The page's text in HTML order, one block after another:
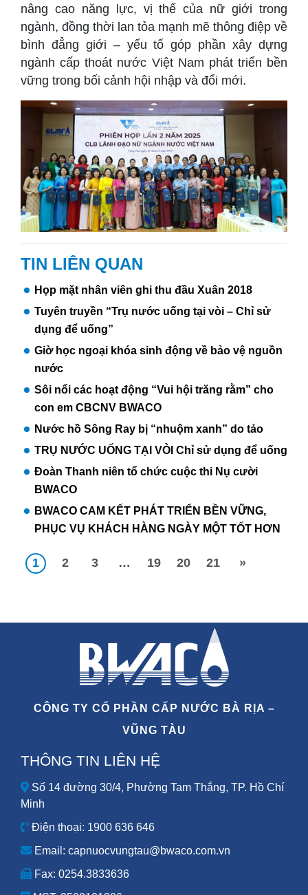
nâng cao năng lực, vị thế của nữ giới trong
ngành, đồng thời lan tỏa mạnh mẽ thông điệp về
bình đẳng giới – yếu tố góp phần xây dựng
ngành cấp thoát nước Việt Nam phát triển bền
vững trong bối cảnh hội nhập và đổi mới.
TIN LIÊN QUAN
Họp mặt nhân viên ghi thu đầu Xuân 2018
Tuyên truyền “Trụ nước uống tại vòi – Chỉ sử
dụng để uống”
Giờ học ngoại khóa sinh động về bảo vệ nguồn
nước
Sôi nổi các hoạt động “Vui hội trăng rằm” cho
con em CBCNV BWACO
Nước hồ Sông Ray bị “nhuộm xanh” do tảo
TRỤ NƯỚC UỐNG TẠI VÒI Chỉ sử dụng để uống
Đoàn Thanh niên tổ chức cuộc thi Nụ cười
BWACO
BWACO CAM KẾT PHÁT TRIỂN BỀN VỮNG,
PHỤC VỤ KHÁCH HÀNG NGÀY MỘT TỐT HƠN
1 2 3 … 19 20 21 »
CÔNG TY CỔ PHẦN CẤP NƯỚC BÀ RỊA –
VŨNG TÀU
THÔNG TIN LIÊN HỆ
Số 14 đường 30/4, Phường Tam Thắng, TP. Hồ Chí
Minh
Điện thoại: 1900 636 646
Email: capnuocvungtau@bwaco.com.vn
Fax: 0254.3833636